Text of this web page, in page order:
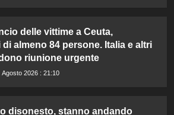
delle vittime a Ceuta,
almeno 84 persone. Italia e altri
riunione urgente
Agosto 2026 : 21:10
disonesto, stanno andando